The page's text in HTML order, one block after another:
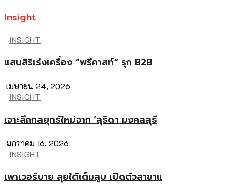
Insight
INSIGHT
แสนสิริเร่งเครื่อง “พรีคาสท์” รุก B2B
เมษายน 24, 2026
INSIGHT
เจาะลึกกลยุทธ์ใหม่จาก ‘สุธิดา มงคลสุธี
มกราคม 16, 2026
INSIGHT
เพาเวอร์บาย ลุยใต้เต็มสูบ เปิดตัวสาขาแ